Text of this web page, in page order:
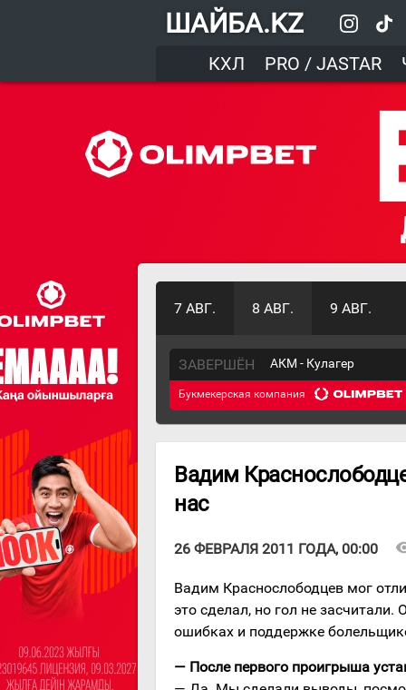
ШАЙБА.KZ
КХЛ
PRO / JASTAR
7 АВГ. 8 АВГ. 9 АВГ.
ЗАВЕРШЁН АКМ - Кулагер
Букмекерская компания
Вадим
нас
26 ФЕВРАЛЯ 2011 ГОДА, 00:00
Вадим Краснослободцев мог
это сделал, но гол не
ошибках и поддержке
— После первого проигрыша